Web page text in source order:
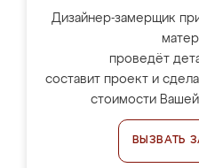
Дизайнер-замерщик
проведёт
составит проект и
стоимости
ВЫЗВАТЬ